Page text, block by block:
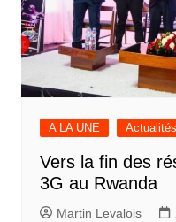
A LA UNE Actualités
Vers la fin des
3G au Rwanda
Martin Levalois